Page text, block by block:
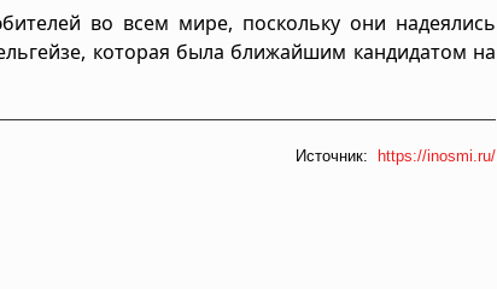
во всем мире, поскольку они надеялись
которая была ближайшим кандидатом на
Источник: https://inosmi.ru/